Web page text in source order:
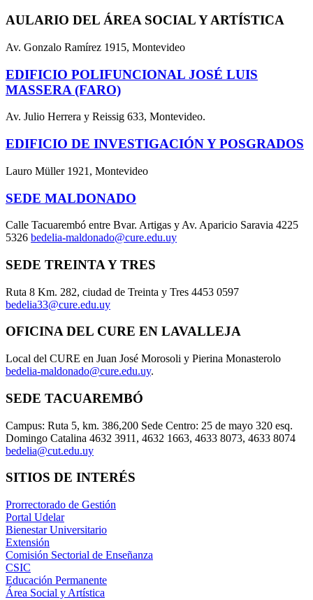
AULARIO DEL ÁREA SOCIAL Y ARTÍSTICA
Av. Gonzalo Ramírez 1915, Montevideo
EDIFICIO POLIFUNCIONAL JOSÉ LUIS
MASSERA (FARO)
Av. Julio Herrera y Reissig 633, Montevideo.
EDIFICIO DE INVESTIGACIÓN Y POSGRADOS
Lauro Müller 1921, Montevideo
SEDE MALDONADO
Calle Tacuarembó entre Bvar. Artigas y Av. Aparicio Saravia 4225
5326 bedelia-maldonado@cure.edu.uy
SEDE TREINTA Y TRES
Ruta 8 Km. 282, ciudad de Treinta y Tres 4453 0597
bedelia33@cure.edu.uy
OFICINA DEL CURE EN LAVALLEJA
Local del CURE en Juan José Morosoli y Pierina Monasterolo
bedelia-maldonado@cure.edu.uy.
SEDE TACUAREMBÓ
Campus: Ruta 5, km. 386,200 Sede Centro: 25 de mayo 320 esq.
Domingo Catalina 4632 3911, 4632 1663, 4633 8073, 4633 8074
bedelia@cut.edu.uy
SITIOS DE INTERÉS
Prorrectorado de Gestión
Portal Udelar
Bienestar Universitario
Extensión
Comisión Sectorial de Enseñanza
CSIC
Educación Permanente
Área Social y Artística